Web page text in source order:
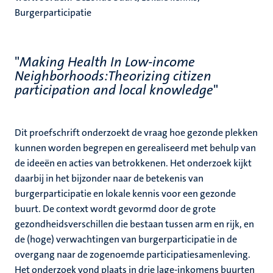
Burgerparticipatie
"Making Health In Low-income
Neighborhoods:Theorizing citizen
participation and local knowledge"
Dit proefschrift onderzoekt de vraag hoe gezonde plekken
kunnen worden begrepen en gerealiseerd met behulp van
de ideeën en acties van betrokkenen. Het onderzoek kijkt
daarbij in het bijzonder naar de betekenis van
burgerparticipatie en lokale kennis voor een gezonde
buurt. De context wordt gevormd door de grote
gezondheidsverschillen die bestaan tussen arm en rijk, en
de (hoge) verwachtingen van burgerparticipatie in de
overgang naar de zogenoemde participatiesamenleving.
Het onderzoek vond plaats in drie lage-inkomens buurten